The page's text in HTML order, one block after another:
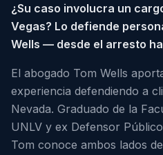
¿Su caso involucra un
Vegas? Lo defiende
Wells — desde el arresto
El abogado Tom Wells
experiencia defendiendo a
Nevada. Graduado de la
UNLV y ex Defensor
Tom conoce ambos lados